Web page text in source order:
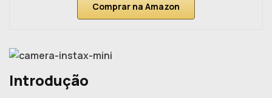
Comprar na Amazon
Introdução